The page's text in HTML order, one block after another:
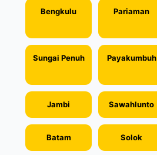
Bengkulu Pariaman
Sungai Penuh Payakumbuh
Jambi Sawahlunto
Batam Solok